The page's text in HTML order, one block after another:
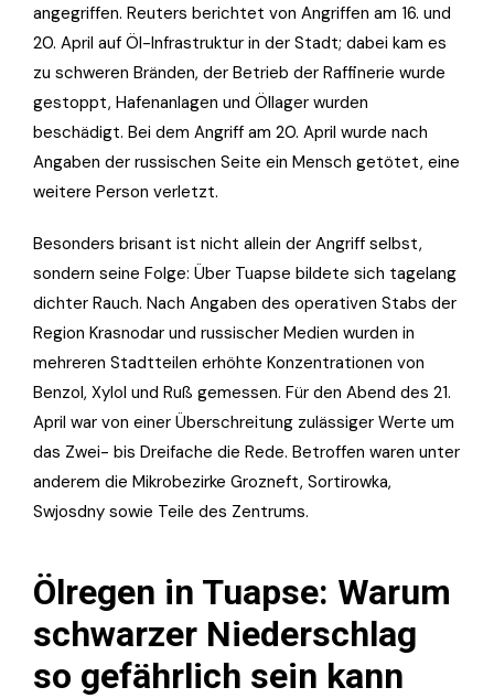
angegriffen. Reuters berichtet von Angriffen am 16. und
20. April auf Öl-Infrastruktur in der Stadt; dabei kam es
zu schweren Bränden, der Betrieb der Raffinerie wurde
gestoppt, Hafenanlagen und Öllager wurden
beschädigt. Bei dem Angriff am 20. April wurde nach
Angaben der russischen Seite ein Mensch getötet, eine
weitere Person verletzt.
Besonders brisant ist nicht allein der Angriff selbst,
sondern seine Folge: Über Tuapse bildete sich tagelang
dichter Rauch. Nach Angaben des operativen Stabs der
Region Krasnodar und russischer Medien wurden in
mehreren Stadtteilen erhöhte Konzentrationen von
Benzol, Xylol und Ruß gemessen. Für den Abend des 21.
April war von einer Überschreitung zulässiger Werte um
das Zwei- bis Dreifache die Rede. Betroffen waren unter
anderem die Mikrobezirke Grozneft, Sortirowka,
Swjosdny sowie Teile des Zentrums.
Ölregen in Tuapse: Warum
schwarzer Niederschlag
so gefährlich sein kann